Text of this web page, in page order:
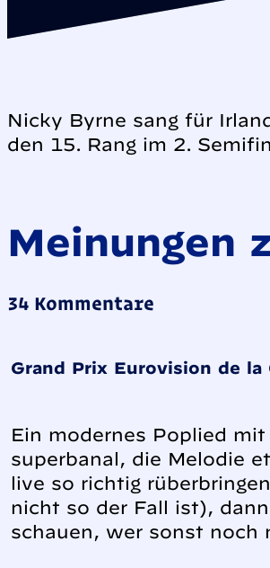
Nicky Byrne sang für
den 15. Rang im 2.
Meinungen
34 Kommentare
Grand Prix Eurovision de la
Ein modernes Poplied
superbanal, die Melodie
live so richtig
nicht so der Fall ist),
schauen, wer sonst noch